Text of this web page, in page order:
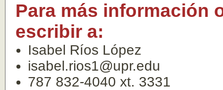
Para más información
escribir a:
Isabel Ríos López
isabel.rios1@upr.edu
787 832-4040 xt. 3331